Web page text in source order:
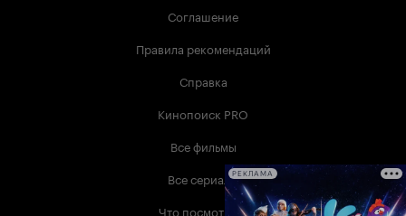
Соглашение
Правила рекомендаций
Справка
Кинопоиск PRO
Все фильмы
Все сериалы
Что посмотреть
РЕКЛАМА